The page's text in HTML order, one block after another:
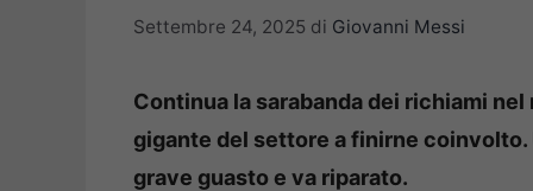
Settembre 24, 2025 di Giovanni Messi
Continua la sarabanda dei richiami
gigante del settore a finirne coinvolto.
grave guasto e va riparato.